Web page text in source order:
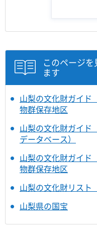
このページ
ます
山梨の文化財ガイド
物群保存地区
山梨の文化財ガイド
データベース）
山梨の文化財ガイド
物群保存地区
山梨の文化財リスト
山梨県の国宝